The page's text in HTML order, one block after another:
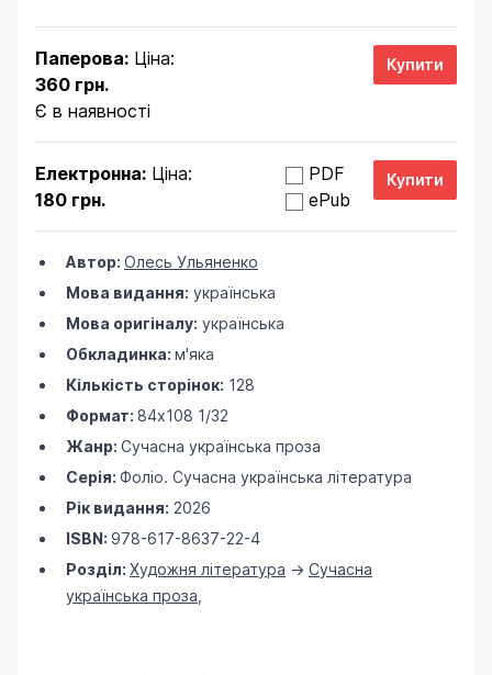
Паперова: Ціна:
360 грн.
Є в наявності
Електронна: Ціна:
180 грн.
PDF
ePub
Автор: Олесь Ульяненко
Мова видання: українська
Мова оригіналу: українська
Обкладинка: м'яка
Кількість сторінок: 128
Формат: 84х108 1/32
Жанр: Сучасна українська проза
Серія: Фоліо. Сучасна українська література
Рік видання: 2026
ISBN: 978-617-8637-22-4
Розділ: Художня література -> Сучасна
українська проза